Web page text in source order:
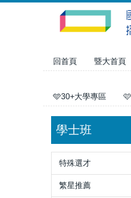
回首頁 暨大首頁
🩵30+大學專區
學士班
特殊選才
繁星推薦